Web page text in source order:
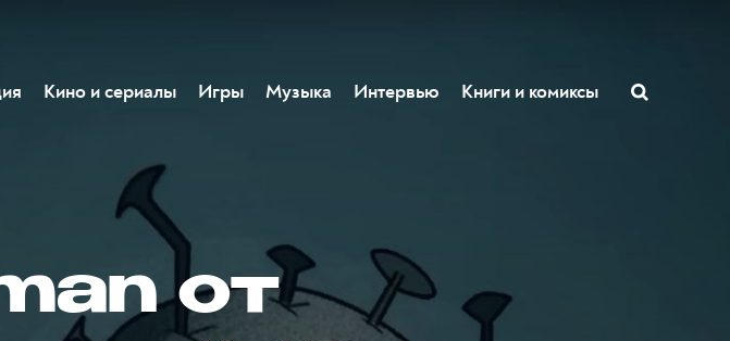
Кино и сериалы Игры Музыка Интервью Книги и комиксы
от